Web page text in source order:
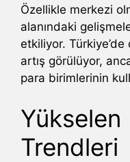
Özellikle merkezi
alanındaki
etkiliyor.
artış görülüyor,
para birimlerinin
Yükselen
Trendleri